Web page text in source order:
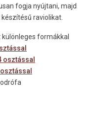
fogja nyújtani, majd
raviolikat.
különleges formákkal
osztással